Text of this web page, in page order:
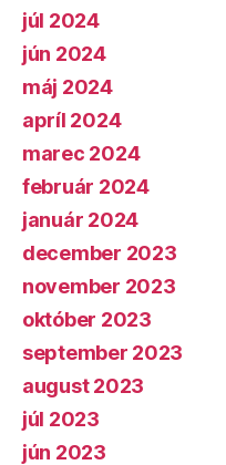
júl 2024
jún 2024
máj 2024
apríl 2024
marec 2024
február 2024
január 2024
december 2023
november 2023
október 2023
september 2023
august 2023
júl 2023
jún 2023